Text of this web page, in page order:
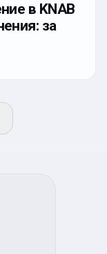
в KNAB
за